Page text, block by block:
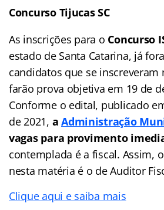
Concurso Tijucas SC
As inscrições para o Concurso
estado de Santa Catarina, já
candidatos que se inscreveram
farão prova objetiva em 19 de
Conforme o edital, publicado
de 2021, aAdministração
vagas para provimento
contemplada é a fiscal. Assim,
nesta matéria é o de Auditor
Clique aqui e saiba mais